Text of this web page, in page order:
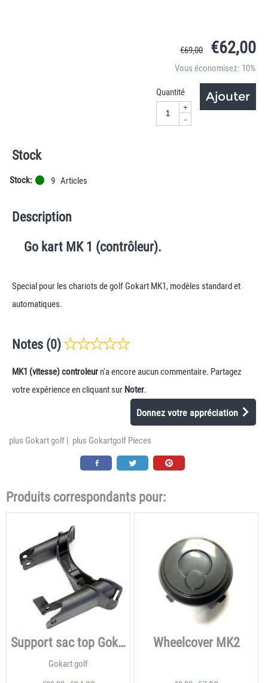
€69,00 €62,00
Vous économisez: 10%
Quantité
+
-
Ajouter
Stock
Stock: 9 Articles
Description
Go kart MK 1 (contrôleur).
Special pour les chariots de golf Gokart MK1, modèles standard et
automatiques.
Notes (0)
MK1 (vitesse) controleur n'a encore aucun commentaire. Partagez
votre expérience en cliquant sur Noter.
Donnez votre appréciation
plus Gokart golf | plus Gokartgolf Pieces
Produits correspondants pour:
Support sac top Gokart MK1
Gokart golf
Wheelcover MK2